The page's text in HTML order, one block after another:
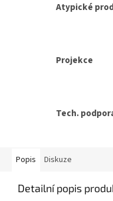
Atypické
Projekce
Tech.
Popis Diskuze
Detailní popis